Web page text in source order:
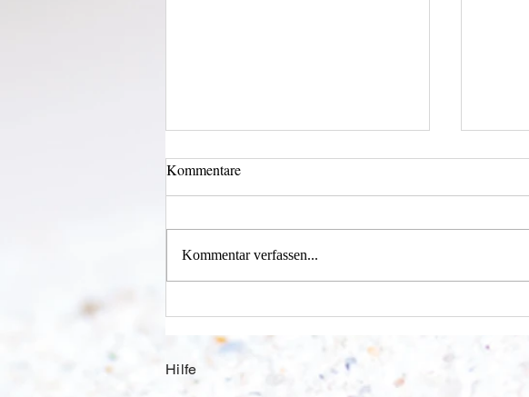
Licht und Schatten
Kommentare
Kommentar verfassen...
Hilfe